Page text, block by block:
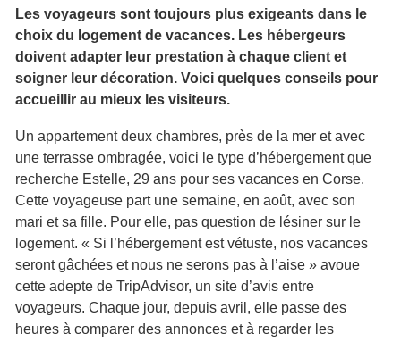
Les voyageurs sont toujours plus exigeants dans le
choix du logement de vacances. Les hébergeurs
doivent adapter leur prestation à chaque client et
soigner leur décoration. Voici quelques conseils pour
accueillir au mieux les visiteurs.
Un appartement deux chambres, près de la mer et avec
une terrasse ombragée, voici le type d’hébergement que
recherche Estelle, 29 ans pour ses vacances en Corse.
Cette voyageuse part une semaine, en août, avec son
mari et sa fille. Pour elle, pas question de lésiner sur le
logement. « Si l’hébergement est vétuste, nos vacances
seront gâchées et nous ne serons pas à l’aise » avoue
cette adepte de TripAdvisor, un site d’avis entre
voyageurs. Chaque jour, depuis avril, elle passe des
heures à comparer des annonces et à regarder les